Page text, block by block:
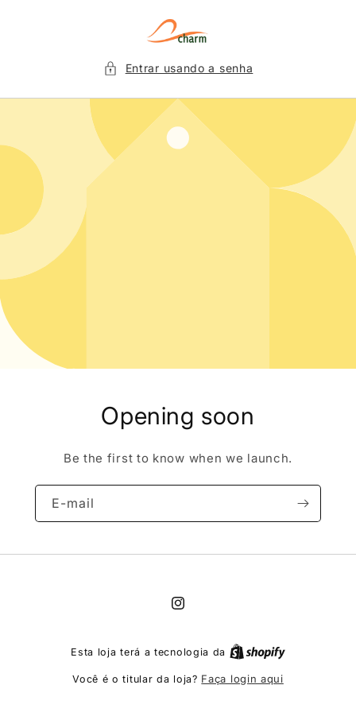
Entrar usando a senha
Opening soon
Be the first to know when we launch.
E-mail
Instagram
Esta loja terá a tecnologia da
Você é o titular da loja? Faça login aqui